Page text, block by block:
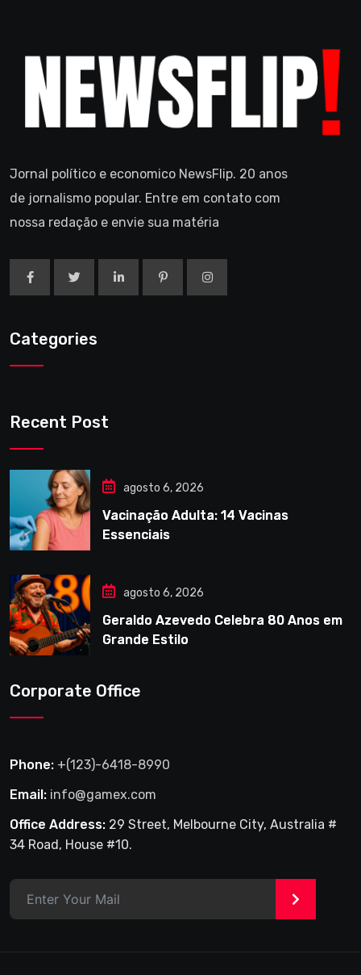
Jornal político e economico NewsFlip. 20 anos
de jornalismo popular. Entre em contato com
nossa redação e envie sua matéria
Categories
Recent Post
agosto 6, 2026
Vacinação Adulta: 14 Vacinas
Essenciais
agosto 6, 2026
Geraldo Azevedo Celebra 80 Anos em
Grande Estilo
Corporate Office
Phone: +(123)-6418-8990
Email: info@gamex.com
Office Address: 29 Street, Melbourne City, Australia #
34 Road, House #10.
>